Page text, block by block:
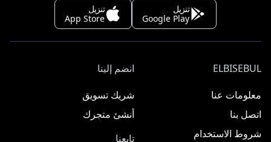
تنزيل
Google Play
تنزيل
App Store
ELBISEBUL
معلومات عنا
اتصل بنا
شروط الاستخدام
انضم إلينا
شريك تسويق
أنشئ متجرك
تابعنا